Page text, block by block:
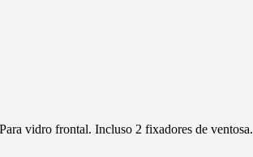
vidro frontal. Incluso 2 fixadores de ventosa.